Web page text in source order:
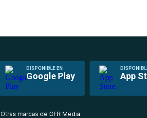
DISPONIBLE EN
Google Play App
Otras marcas de GFR Media